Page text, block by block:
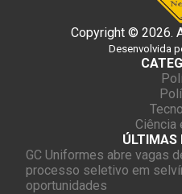
Copyright © 2026.
Desenvolvida
Ciência
ÚLTIMAS
GC Uniformes abre vagas
processo seletivo em
oportunidades